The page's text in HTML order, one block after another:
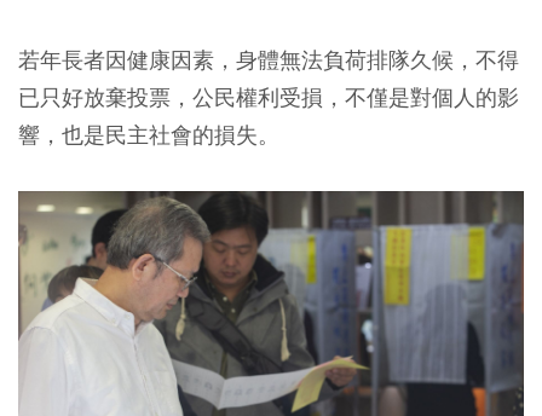
若年長者因健康因素，身體無法負荷排隊久候，不得
已只好放棄投票，公民權利受損，不僅是對個人的影
響，也是民主社會的損失。